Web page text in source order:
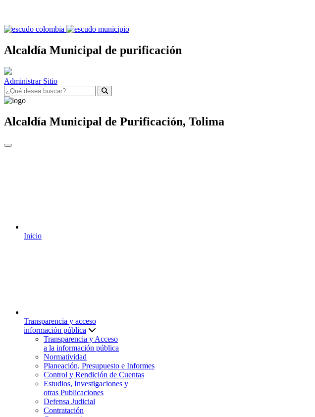
Alcaldía Municipal de purificación
Administrar Sitio
Alcaldía Municipal de Purificación, Tolima
Inicio
Transparencia y acceso
información pública
Transparencia y Acceso
a la información pública
Normatividad
Planeación, Presupuesto e Informes
Control y Rendición de Cuentas
Estudios, Investigaciones y
otras Publicaciones
Defensa Judicial
Contratación